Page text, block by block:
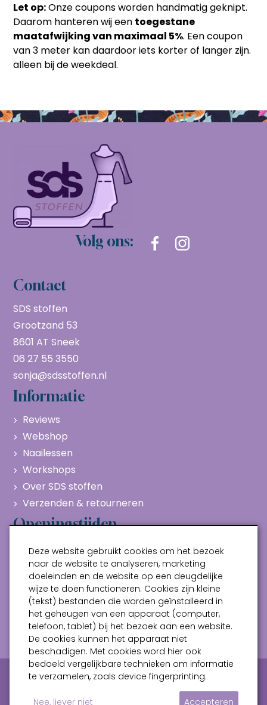
Let op:Onze coupons worden handmatig geknipt.
Daarom hanteren wij een toegestane
maatafwijking van maximaal 5%. Een coupon
van 3 meter kan daardoor iets korter of langer zijn.
alleen bij de weekdeal.
Volg ons:
Contact
SDS stoffen
Grootzand 53
8601 AT Sneek
06 27 55 3550
sonja@sdsstoffen.nl
Informatie
Reviews
Webshop
Naailessen
Workshops
Over SDS stoffen
Verzenden & retourneren
Openingstijden
Maandag
Gesloten
Dinsdag
10:00 - 17:00
Woensdag
10:00 - 17:00
Donderdag
10:00 - 17:00
Vrijdag
10:00 - 17:00
Zaterdag
10:00 - 17:00
Privacy verklaring
Algemene voorwaarden
Deze website gebruikt cookies om het bezoek
naar de website te analyseren, marketing
doeleinden en de website op een deugdelijke
wijze te doen functioneren. Cookies zijn kleine
(tekst) bestanden die worden geïnstalleerd in
het geheugen van een apparaat (computer,
telefoon, tablet) bij het bezoek aan een website.
De cookies kunnen het apparaat niet
beschadigen. Met cookies word hier ook
bedoeld vergelijkbare technieken om informatie
te verzamelen, zoals device fingerprinting.
Nee, liever niet Accepteren